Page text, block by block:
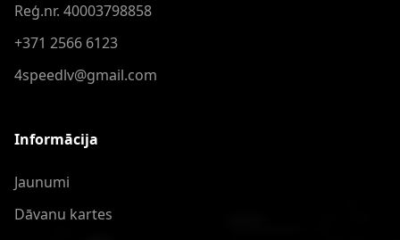
Reģ.nr. 40003798858
+371 2566 6123
4speedlv@gmail.com
Informācija
Jaunumi
Dāvanu kartes